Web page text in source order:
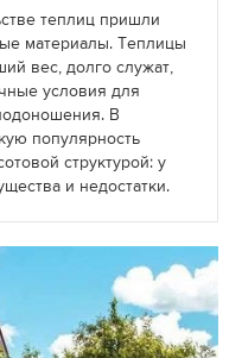
теплиц пришли
материалы. Теплицы
вес, долго служат,
условия для
В
популярность
структурой: у
и недостатки.